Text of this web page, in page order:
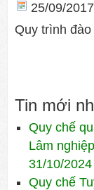
25/09/2017
Quy trình
Tin mới
Quy chế
Lâm
31/10/2024
Quy chế